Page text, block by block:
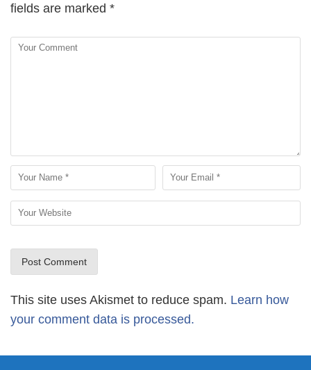
fields are marked *
This site uses Akismet to reduce spam. Learn how
your comment data is processed.